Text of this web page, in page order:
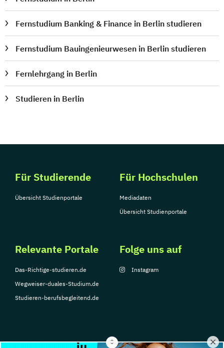
Fernstudium Banking & Finance in Berlin studieren
Fernstudium Bauingenieurwesen in Berlin studieren
Fernlehrgang in Berlin
Studieren in Berlin
Für Studierende
Übersicht Studienportale
Für Hochschulen
Mediadaten
Übersicht Studienportale
Relevante Portale
Das-Richtige-studieren.de
Wegweiser-duales-Studium.de
Studieren-berufsbegleitend.de
Folge uns auf
Instagram